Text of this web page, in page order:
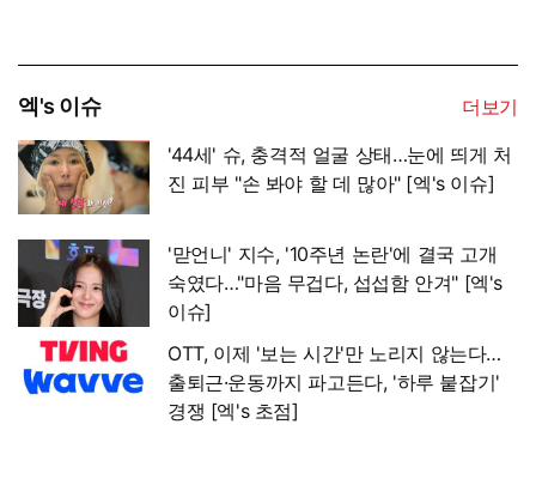
엑's 이슈
더보기
'44세' 슈, 충격적 얼굴 상태…눈에 띄게 처
진 피부 "손 봐야 할 데 많아" [엑's 이슈]
'맏언니' 지수, '10주년 논란'에 결국 고개
숙였다…"마음 무겁다, 섭섭함 안겨" [엑's
이슈]
OTT, 이제 '보는 시간'만 노리지 않는다…
출퇴근·운동까지 파고든다, '하루 붙잡기'
경쟁 [엑's 초점]